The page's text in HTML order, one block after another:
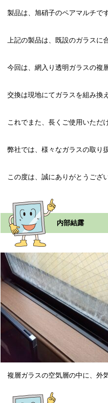
製品は、旭硝子のペアマルチです
上記の製品は、既設のガラスに
今回は、網入り透明ガラスの複
交換は現地にてガラスを組み換
これでまた、長くご使用いただ
弊社では、様々なガラスの取り
この度は、誠にありがとうござ
内部結露
複層ガラスの空気層の中に、外